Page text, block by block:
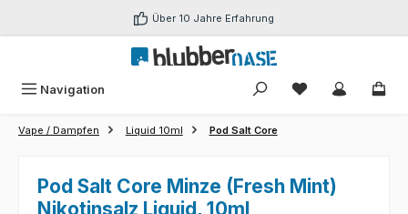
Zum Hauptinhalt springen Über 10 Jahre Erfahrung
Navigation Du hast 0
Vape / Dampfen Liquid 10ml Pod Salt Core
Pod Salt Core Minze (Fresh Mint)
Nikotinsalz Liquid, 10ml